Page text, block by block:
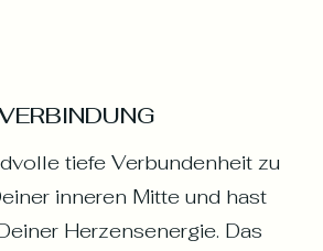
tiefe Verbundenheit zu
inneren Mitte und hast
Herzensenergie. Das